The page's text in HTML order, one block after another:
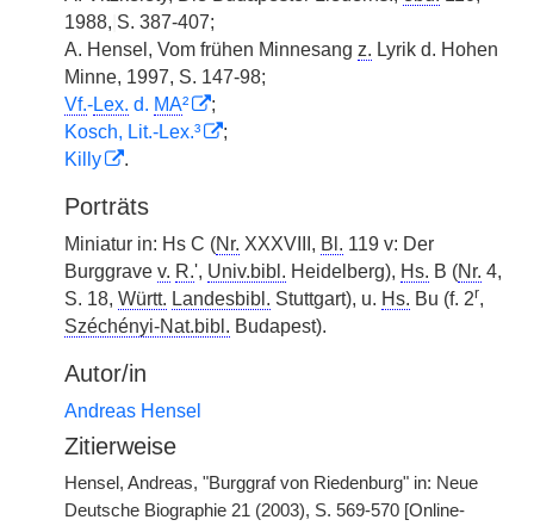
1988, S. 387-407;
A. Hensel, Vom frühen Minnesang z. Lyrik d. Hohen
Minne, 1997, S. 147-98;
Vf.-Lex. d. MA²
;
Kosch, Lit.-Lex.³
;
Killy
.
Porträts
Miniatur in: Hs C (Nr. XXXVIII, Bl. 119 v: Der
Burggrave v. R.', Univ.bibl. Heidelberg), Hs. B (Nr. 4,
S. 18, Württ. Landesbibl. Stuttgart), u. Hs. Bu (f. 2r,
Széchényi-Nat.bibl. Budapest).
Autor/in
Andreas Hensel
Zitierweise
Hensel, Andreas, "Burggraf von Riedenburg" in: Neue
Deutsche Biographie 21 (2003), S. 569-570 [Online-